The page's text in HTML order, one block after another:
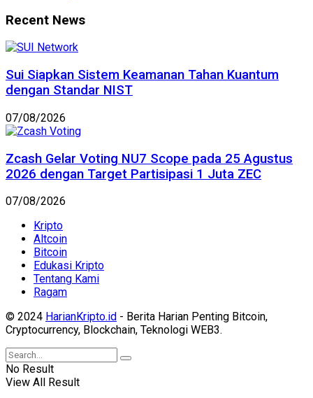
Recent News
Sui Siapkan Sistem Keamanan Tahan Kuantum
dengan Standar NIST
07/08/2026
Zcash Gelar Voting NU7 Scope pada 25 Agustus
2026 dengan Target Partisipasi 1 Juta ZEC
07/08/2026
Kripto
Altcoin
Bitcoin
Edukasi Kripto
Tentang Kami
Ragam
© 2024 HarianKripto.id - Berita Harian Penting Bitcoin,
Cryptocurrency, Blockchain, Teknologi WEB3.
No Result
View All Result